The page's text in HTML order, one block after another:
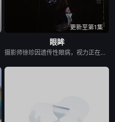
更新至第1集
眼眸
摄影师徐珍因遗传性眼病，视力正在一天天衰退。双胞胎妹妹徐仁的离奇死亡，被警方定性为自杀，但她笃定其中另有隐情。不顾身边人的劝阻，徐珍顶着逐渐失明的身体状况，执意追查真相。随着调查深入，一股看不见的力量始终如影随形，不断扭曲她的感知，将她拖入恐惧与偏执的深渊。在彻底坠入黑暗之前，她必须揭开妹妹死亡背后的秘密。